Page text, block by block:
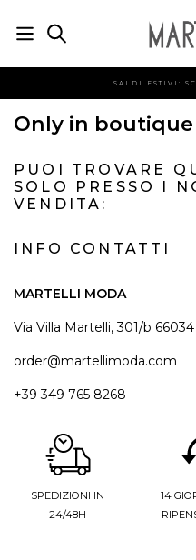
SALDI ESTIVI:
Only in boutique
PUOI TROVARE
SOLO PRESSO I
VENDITA:
INFO CONTATTI
MARTELLI MODA
Via Villa Martelli, 301/b
order@martellimoda.com
+39 349 765 8268
SPEDIZIONI IN
24/48H
14